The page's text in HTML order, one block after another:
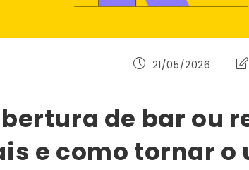
Post21/05/2026
de bar ou
e como tornar